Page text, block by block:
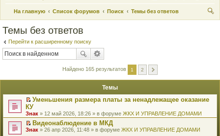
На главную Список форумов Поиск
Темы без ответов
Темы без ответов
Перейти к расширенному поиску
Найдено 165 результатов 1 2
Темы
П
е
р
е
й
Уменьшения размера платы за ненадлежащее оказание
КУ
Знак » 12 май 2026, 18:26 » в форуме ЖКХ И УПРАВЛЕНИЕ ДОМАМИ
П
Видеонаблюдение в МКД
Знак » 26 апр 2026, 11:48 » в форуме ЖКХ И УПРАВЛЕНИЕ ДОМАМИ